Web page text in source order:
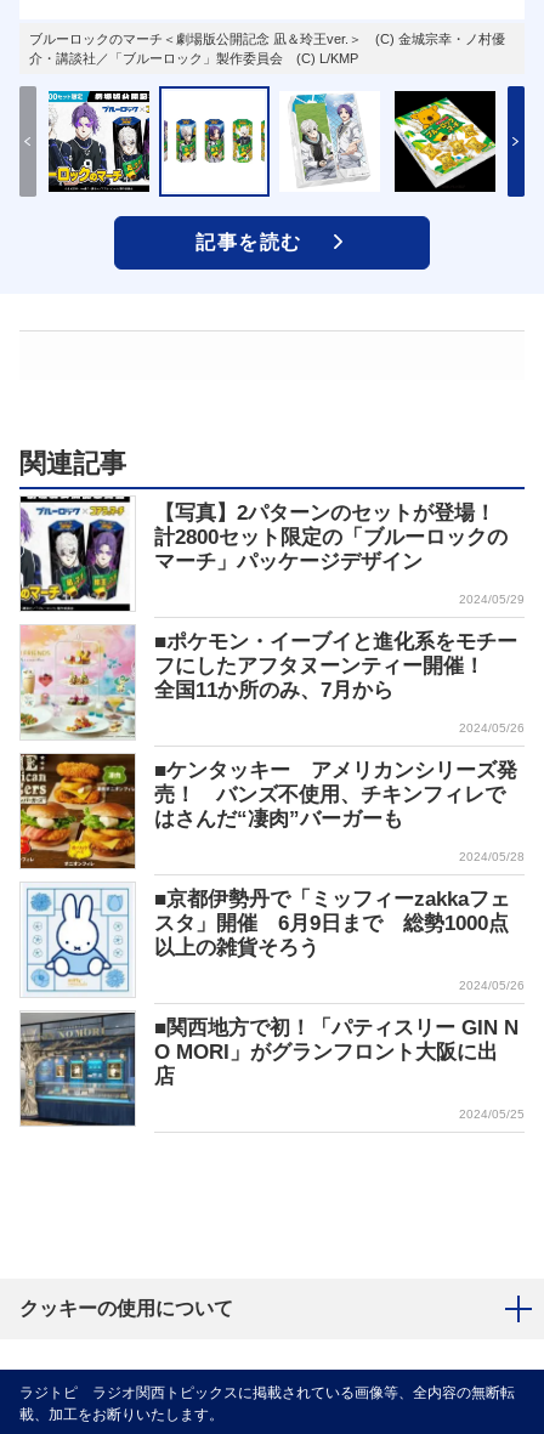
ブルーロックのマーチ＜劇場版公開記念 凪＆玲王ver.＞ (C) 金城宗幸・ノ村優
介・講談社／「ブルーロック」製作委員会 (C) L/KMP
記事を読む
関連記事
【写真】2パターンのセットが登場！
計2800セット限定の「ブルーロックの
マーチ」パッケージデザイン
2024/05/29
■ポケモン・イーブイと進化系をモチー
フにしたアフタヌーンティー開催！
全国11か所のみ、7月から
2024/05/26
■ケンタッキー アメリカンシリーズ発
売！ バンズ不使用、チキンフィレで
はさんだ“凄肉”バーガーも
2024/05/28
■京都伊勢丹で「ミッフィーzakkaフェ
スタ」開催 6月9日まで 総勢1000点
以上の雑貨そろう
2024/05/26
■関西地方で初！「パティスリー GIN N
O MORI」がグランフロント大阪に出
店
2024/05/25
クッキーの使用について
ラジトピ ラジオ関西トピックスに掲載されている画像等、全内容の無断転
載、加工をお断りいたします。